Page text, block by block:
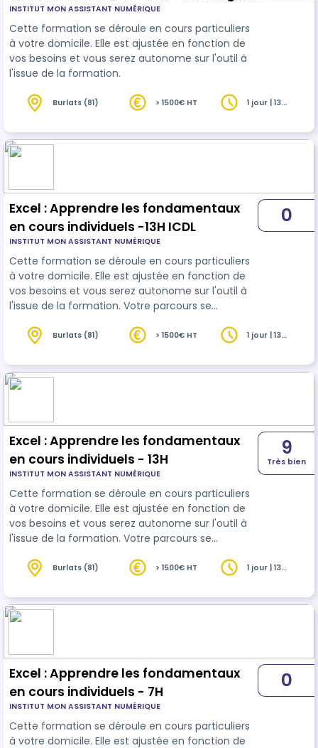
Massy
INSTITUT MON ASSISTANT NUMÉRIQUE
Cette formation se déroule en cours particuliers
à votre domicile. Elle est ajustée en fonction de
vos besoins et vous serez autonome sur l'outil à
l'issue de la formation.
Burlats (81) > 1500€ HT
1 jour | 13
Excel : Apprendre les fondamentaux
en cours individuels -13H ICDL
INSTITUT MON ASSISTANT NUMÉRIQUE
Cette formation se déroule en cours particuliers
à votre domicile. Elle est ajustée en fonction de
vos besoins et vous serez autonome sur l'outil à
l'issue de la formation. Votre parcours se
reconnue (ICDL).
0
Burlats (81) > 1500€ HT
1 jour | 13
Excel : Apprendre les fondamentaux
en cours individuels - 13H
INSTITUT MON ASSISTANT NUMÉRIQUE
Cette formation se déroule en cours particuliers
à votre domicile. Elle est ajustée en fonction de
vos besoins et vous serez autonome sur l'outil à
l'issue de la formation. Votre parcours se
reconnue (TOSA).
9
Très bien
Burlats (81) > 1500€ HT
1 jour | 13
Excel : Apprendre les fondamentaux
en cours individuels - 7H
INSTITUT MON ASSISTANT NUMÉRIQUE
Cette formation se déroule en cours particuliers
à votre domicile. Elle est ajustée en fonction de
0